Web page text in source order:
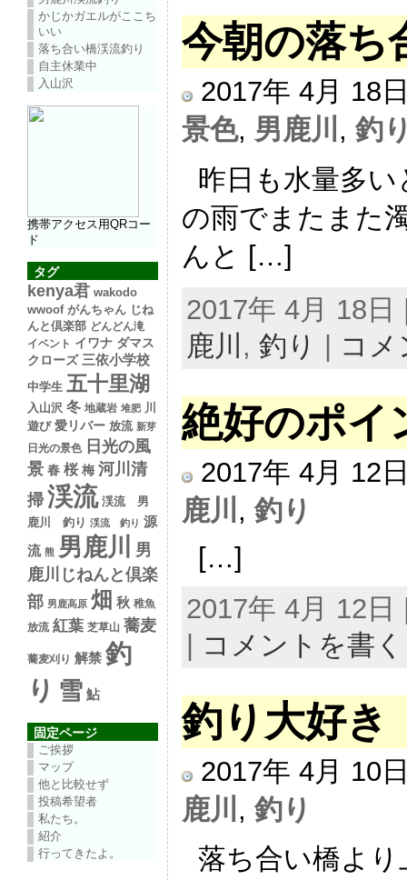
かじかガエルがここち
いい
落ち合い橋渓流釣り
自主休業中
入山沢
携帯アクセス用QRコー
ド
タグ
kenya君 wakodo
wwoof がんちゃん じね
んと倶楽部 どんどん滝
イベント イワナ ダマス
クローズ 三依小学校
中学生 五十里湖
入山沢 冬 地蔵岩 堆肥 川
遊び 愛リバー 放流 新芽
日光の景色
日光の風
景 春 桜 梅 河川清
掃渓流 渓流 男
鹿川 釣り 渓流 釣り 源
流 熊 男鹿川
男
鹿川じねんと倶楽
部 男鹿高原 畑 秋 稚魚
放流 紅葉 芝草山 蕎麦
蕎麦刈り 解禁 釣
り 雪 鮎
固定ページ
ご挨拶
マップ
他と比較せず
投稿希望者
私たち。
紹介
行ってきたよ。
今朝の落
2017年 4月 18
景色, 男鹿川 , 釣
昨日も水量多
の雨でまたまた
んと […]
2017年 4月 18
鹿川 , 釣り コ
絶好のポイ
2017年 4月 12
鹿川 , 釣り
[…]
2017年 4月 12
| コメントを書く
釣り大好
2017年 4月 10
鹿川 , 釣り
落ち合い橋よ